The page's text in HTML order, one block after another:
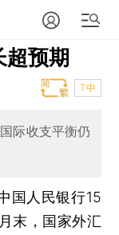
超预期
T中
际收支平衡仍
人民银行15
末，国家外汇